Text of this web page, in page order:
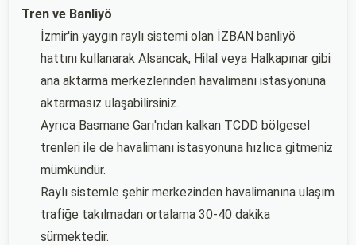
Tren ve Banliyö
İzmir'in yaygın raylı sistemi olan İZBAN banliyö
hattını kullanarak Alsancak, Hilal veya Halkapınar gibi
ana aktarma merkezlerinden havalimanı istasyonuna
aktarmasız ulaşabilirsiniz.
Ayrıca Basmane Garı'ndan kalkan TCDD bölgesel
trenleri ile de havalimanı istasyonuna hızlıca gitmeniz
mümkündür.
Raylı sistemle şehir merkezinden havalimanına ulaşım
trafiğe takılmadan ortalama 30-40 dakika
sürmektedir.